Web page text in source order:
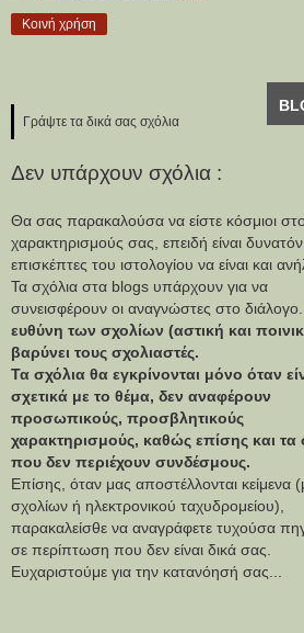
Κοινή χρήση
Γράψτε τα δικά σας σχόλια
Δεν υπάρχουν σχόλια :
Θα σας παρακαλούσα να είστε κόσμιοι
χαρακτηρισμούς σας, επειδή είναι δυνατόν
επισκέπτες του ιστολογίου να είναι και
Τα σχόλια στα blogs υπάρχουν για να
συνεισφέρουν οι αναγνώστες στο διάλογο.
ευθύνη των σχολίων (αστική και
βαρύνει τους σχολιαστές.
Τα σχόλια θα εγκρίνονται μόνο όταν
σχετικά με το θέμα, δεν αναφέρουν
προσωπικούς, προσβλητικούς
χαρακτηρισμούς, καθώς επίσης και τα
που δεν περιέχουν συνδέσμους.
Επίσης, όταν μας αποστέλλονται κείμενα
σχολίων ή ηλεκτρονικού ταχυδρομείου),
παρακαλείσθε να αναγράφετε τυχούσα
σε περίπτωση που δεν είναι δικά σας.
Ευχαριστούμε για την κατανόησή σας...